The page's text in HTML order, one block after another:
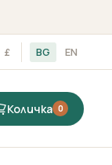
£ BG EN
Количка 0